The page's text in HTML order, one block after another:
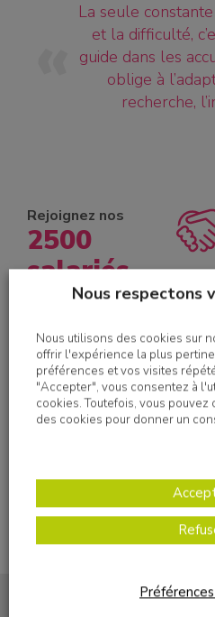
La seule
et la difficulté,
guide dans les
oblige à
recherche,
Rejoignez nos
2500
salariés
Nous respectons
Nous utilisons des cookies sur
offrir l'expérience la plus
préférences et vos visites
"Accepter", vous consentez à
cookies. Toutefois, vous
des cookies pour donner un